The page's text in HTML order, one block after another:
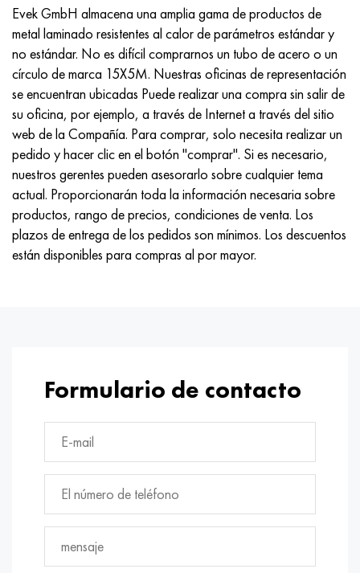
Evek GmbH almacena una amplia gama de productos de
metal laminado resistentes al calor de parámetros estándar y
no estándar. No es difícil comprarnos un tubo de acero o un
círculo de marca 15X5M. Nuestras oficinas de representación
se encuentran ubicadas Puede realizar una compra sin salir de
su oficina, por ejemplo, a través de Internet a través del sitio
web de la Compañía. Para comprar, solo necesita realizar un
pedido y hacer clic en el botón "comprar". Si es necesario,
nuestros gerentes pueden asesorarlo sobre cualquier tema
actual. Proporcionarán toda la información necesaria sobre
productos, rango de precios, condiciones de venta. Los
plazos de entrega de los pedidos son mínimos. Los descuentos
están disponibles para compras al por mayor.
Formulario de contacto